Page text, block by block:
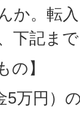
か。転
下記ま
の】
5万円）